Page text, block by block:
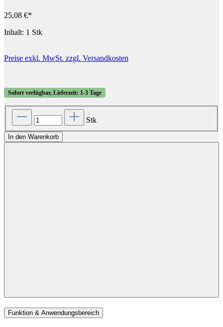
25,08 €*
Inhalt: 1 Stk
Preise exkl. MwSt. zzgl. Versandkosten
Sofort verfügbar, Lieferzeit: 1-3 Tage
Stk
In den Warenkorb
Funktion & Anwendungsbereich